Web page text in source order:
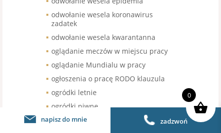
odwołanie wesela koronawirus
zadatek
odwołanie wesela kwarantanna
oglądanie meczów w miejscu pracy
oglądanie Mundialu w pracy
ogłoszenia o pracę RODO klauzula
ogródki letnie
ogródki piwne
ogródki restauracyjne
napisz do mnie zadzwoń
0